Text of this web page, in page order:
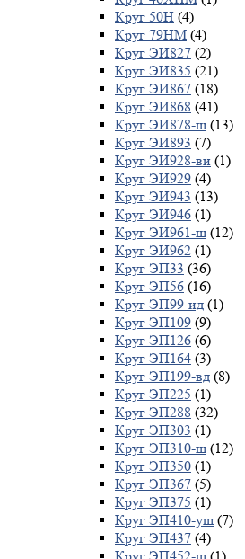
Круг 50Н (4)
Круг 79НМ (4)
Круг ЭИ827 (2)
Круг ЭИ835 (21)
Круг ЭИ867 (18)
Круг ЭИ868 (41)
Круг ЭИ878-ш (13)
Круг ЭИ893 (7)
Круг ЭИ928-ви (1)
Круг ЭИ929 (4)
Круг ЭИ943 (13)
Круг ЭИ946 (1)
Круг ЭИ961-ш (12)
Круг ЭИ962 (1)
Круг ЭП33 (36)
Круг ЭП56 (16)
Круг ЭП99-ид (1)
Круг ЭП109 (9)
Круг ЭП126 (6)
Круг ЭП164 (3)
Круг ЭП199-вд (8)
Круг ЭП225 (1)
Круг ЭП288 (32)
Круг ЭП303 (1)
Круг ЭП310-ш (12)
Круг ЭП350 (1)
Круг ЭП367 (5)
Круг ЭП375 (1)
Круг ЭП410-уш (7)
Круг ЭП437 (4)